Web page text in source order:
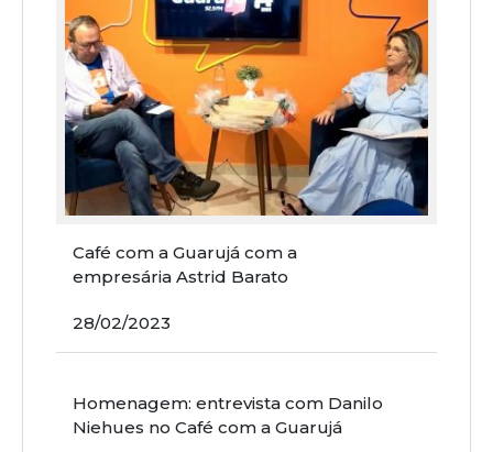
Café com a Guarujá com a
empresária Astrid Barato
28/02/2023
Homenagem: entrevista com Danilo
Niehues no Café com a Guarujá